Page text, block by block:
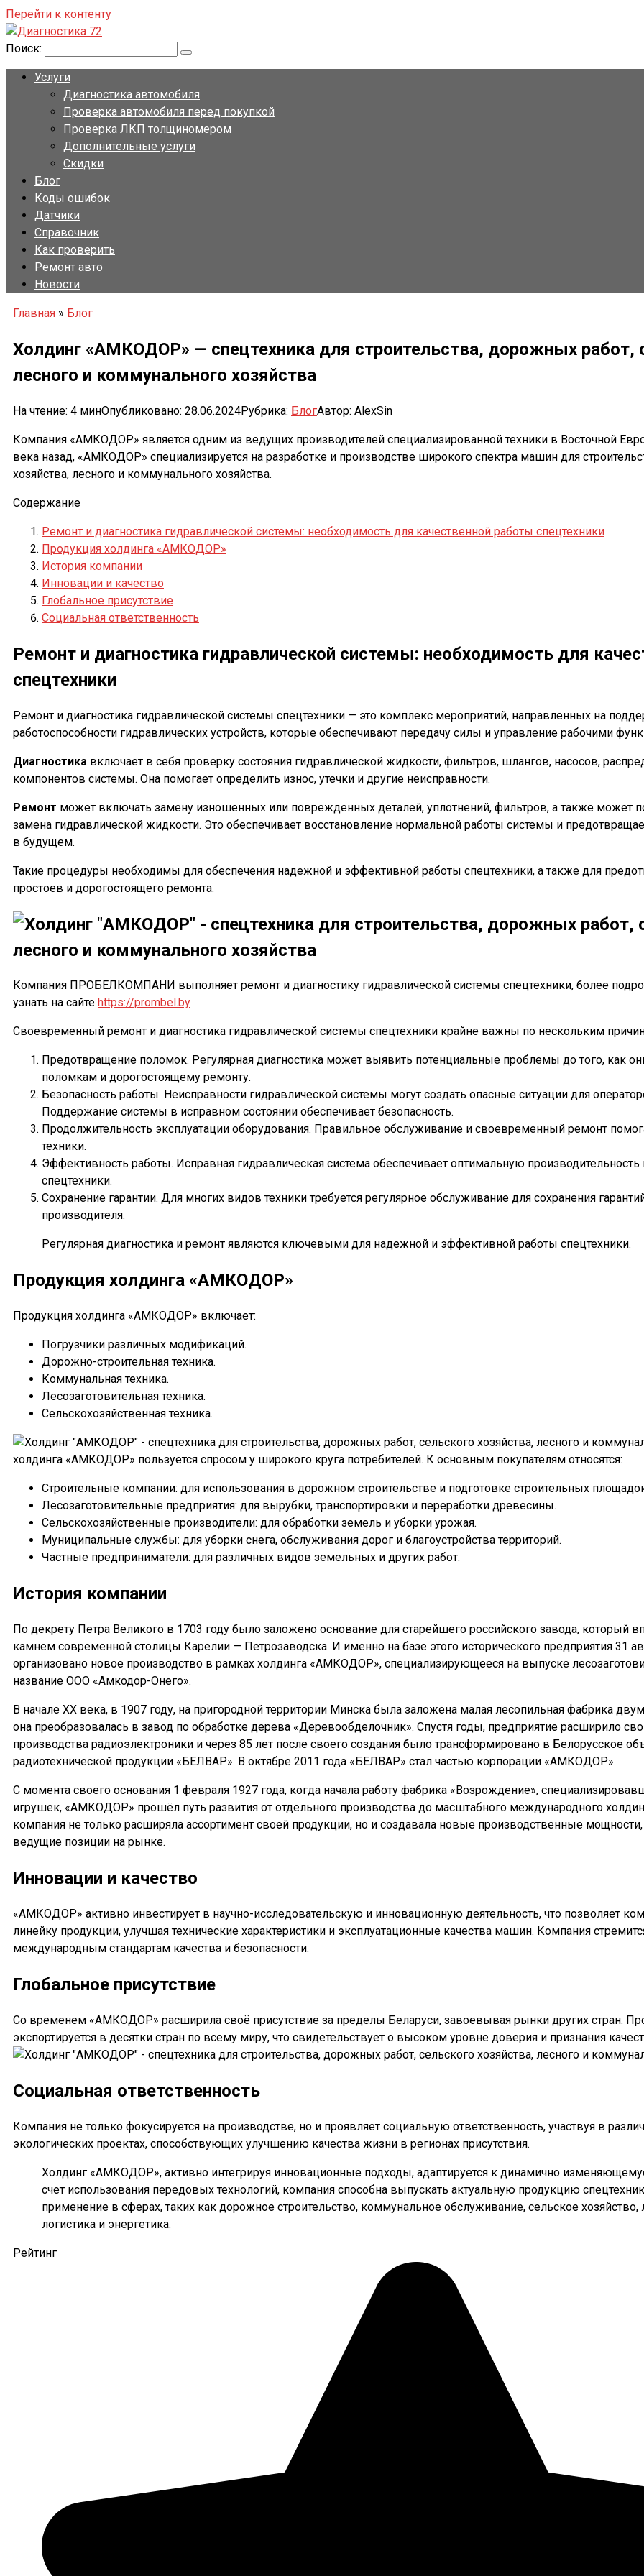
Перейти к контенту
Поиск:
Услуги
Диагностика автомобиля
Проверка автомобиля перед покупкой
Проверка ЛКП толщиномером
Дополнительные услуги
Скидки
Блог
Коды ошибок
Датчики
Справочник
Как проверить
Ремонт авто
Новости
Главная » Блог
Холдинг «АМКОДОР» — спецтехника для строительства, дорожных работ,
лесного и коммунального хозяйства
На чтение: 4 минОпубликовано: 28.06.2024Рубрика: БлогАвтор: AlexSin
Компания «АМКОДОР» является одним из ведущих производителей специализированной техники в Восточной
века назад, «АМКОДОР» специализируется на разработке и производстве широкого спектра машин для
хозяйства, лесного и коммунального хозяйства.
Содержание
Ремонт и диагностика гидравлической системы: необходимость для качественной работы спецтехники
Продукция холдинга «АМКОДОР»
История компании
Инновации и качество
Глобальное присутствие
Социальная ответственность
Ремонт и диагностика гидравлической системы: необходимость для
спецтехники
Ремонт и диагностика гидравлической системы спецтехники — это комплекс мероприятий, направленных на
работоспособности гидравлических устройств, которые обеспечивают передачу силы и управление рабочими
Диагностика включает в себя проверку состояния гидравлической жидкости, фильтров, шлангов, насосов,
компонентов системы. Она помогает определить износ, утечки и другие неисправности.
Ремонт может включать замену изношенных или поврежденных деталей, уплотнений, фильтров, а также может
замена гидравлической жидкости. Это обеспечивает восстановление нормальной работы системы и
в будущем.
Такие процедуры необходимы для обеспечения надежной и эффективной работы спецтехники, а также для
простоев и дорогостоящего ремонта.
Компания ПРОБЕЛКОМПАНИ выполняет ремонт и диагностику гидравлической системы спецтехники, более
узнать на сайте https://prombel.by
Своевременный ремонт и диагностика гидравлической системы спецтехники крайне важны по нескольким
Предотвращение поломок. Регулярная диагностика может выявить потенциальные проблемы до того, как
поломкам и дорогостоящему ремонту.
Безопасность работы. Неисправности гидравлической системы могут создать опасные ситуации для
Поддержание системы в исправном состоянии обеспечивает безопасность.
Продолжительность эксплуатации оборудования. Правильное обслуживание и своевременный ремонт
техники.
Эффективность работы. Исправная гидравлическая система обеспечивает оптимальную
спецтехники.
Сохранение гарантии. Для многих видов техники требуется регулярное обслуживание для сохранения
производителя.
Регулярная диагностика и ремонт являются ключевыми для надежной и эффективной работы спецтехники.
Продукция холдинга «АМКОДОР»
Продукция холдинга «АМКОДОР» включает:
Погрузчики различных модификаций.
Дорожно-строительная техника.
Коммунальная техника.
Лесозаготовительная техника.
Сельскохозяйственная техника.
холдинга «АМКОДОР» пользуется спросом у широкого круга потребителей. К основным покупателям относятся:
Строительные компании: для использования в дорожном строительстве и подготовке строительных
Лесозаготовительные предприятия: для вырубки, транспортировки и переработки древесины.
Сельскохозяйственные производители: для обработки земель и уборки урожая.
Муниципальные службы: для уборки снега, обслуживания дорог и благоустройства территорий.
Частные предприниматели: для различных видов земельных и других работ.
История компании
По декрету Петра Великого в 1703 году было заложено основание для старейшего российского завода, который
камнем современной столицы Карелии — Петрозаводска. И именно на базе этого исторического предприятия 31
организовано новое производство в рамках холдинга «АМКОДОР», специализирующееся на выпуске
название ООО «Амкодор-Онего».
В начале XX века, в 1907 году, на пригородной территории Минска была заложена малая лесопильная фабрика
она преобразовалась в завод по обработке дерева «Деревообделочник». Спустя годы, предприятие расширило
производства радиоэлектроники и через 85 лет после своего создания было трансформировано в Белорусское
радиотехнической продукции «БЕЛВАР». В октябре 2011 года «БЕЛВАР» стал частью корпорации «АМКОДОР».
С момента своего основания 1 февраля 1927 года, когда начала работу фабрика «Возрождение»,
игрушек, «АМКОДОР» прошёл путь развития от отдельного производства до масштабного международного
компания не только расширяла ассортимент своей продукции, но и создавала новые производственные мощности,
ведущие позиции на рынке.
Инновации и качество
«АМКОДОР» активно инвестирует в научно-исследовательскую и инновационную деятельность, что позволяет
линейку продукции, улучшая технические характеристики и эксплуатационные качества машин. Компания
международным стандартам качества и безопасности.
Глобальное присутствие
Со временем «АМКОДОР» расширила своё присутствие за пределы Беларуси, завоевывая рынки других стран.
экспортируется в десятки стран по всему миру, что свидетельствует о высоком уровне доверия и признания
Социальная ответственность
Компания не только фокусируется на производстве, но и проявляет социальную ответственность, участвуя в
экологических проектах, способствующих улучшению качества жизни в регионах присутствия.
Холдинг «АМКОДОР», активно интегрируя инновационные подходы, адаптируется к динамично
счет использования передовых технологий, компания способна выпускать актуальную продукцию
применение в сферах, таких как дорожное строительство, коммунальное обслуживание, сельское хозяйство,
логистика и энергетика.
Рейтинг